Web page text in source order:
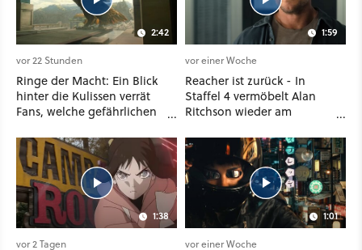
2:42
vor 22 Stunden
Ringe der Macht: Ein Blick
hinter die Kulissen verrät
Fans, welche gefährlichen
warten
1:59
vor einer Woche
Reacher ist zurück - In
Staffel 4 vermöbelt Alan
Ritchson wieder am
und legt sich sogar mit der
CIA an
1:38
vor 2 Tagen
1:01
vor einer Woche